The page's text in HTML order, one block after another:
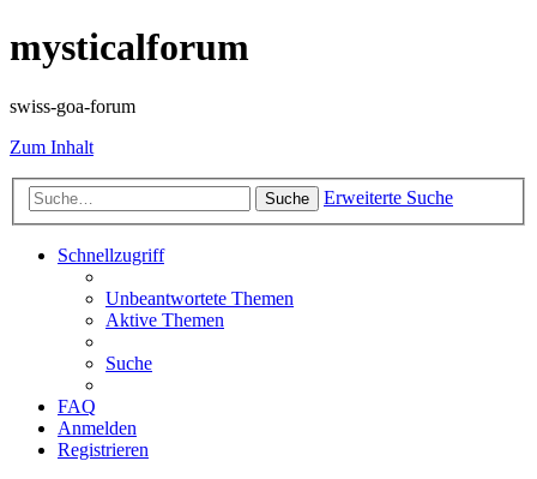
mysticalforum
swiss-goa-forum
Zum Inhalt
Suche Erweiterte Suche
Schnellzugriff
Unbeantwortete Themen
Aktive Themen
Suche
FAQ
Anmelden
Registrieren